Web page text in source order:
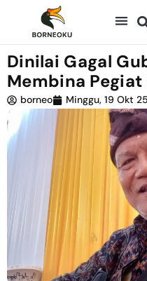
Dinilai Gagal
Membina Pegiat
borneo Minggu, 19 Okt 25